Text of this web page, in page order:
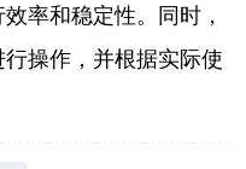
率和稳定性。同时，
操作，并根据实际使